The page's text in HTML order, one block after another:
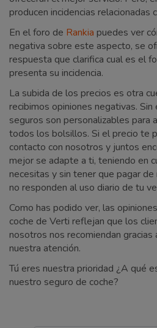
producen incidencias relacionadas
En el foro de Rankia puedes ver
negativa sobre este aspecto, se
respuesta que clarifica cual es el
presenta su incidencia.
La subida de los precios es otra
recibimos opiniones negativas.
seguros son personalizables para
todos los bolsillos. Si el precio te
contacto con nosotros y juntos
mejor se adapte a ti, teniendo en
necesitas y sin tener que pagar
no responden al uso diario de tu
Como has podido ver, las
coche de Verti reflejan que los
nosotros nos recomiendan
nuestra atención.
Tú eres nuestra prioridad ¿A qué
nuestro seguro de coche?